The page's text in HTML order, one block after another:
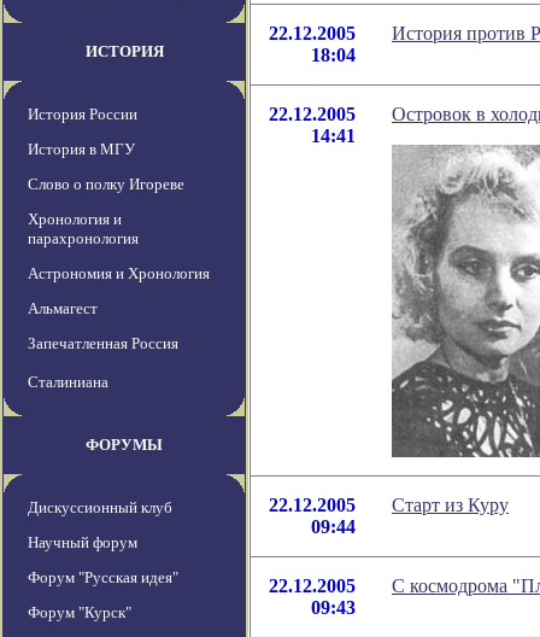
ИСТОРИЯ
История России
История в МГУ
Слово о полку Игореве
Хронология и
парахронология
Астрономия и Хронология
Альмагест
Запечатленная Россия
Сталиниана
ФОРУМЫ
Дискуссионный клуб
Научный форум
Форум "Русская идея"
Форум "Курск"
22.12.2005
18:04
История против
22.12.2005
14:41
Островок в
22.12.2005
09:44
Старт из Куру
22.12.2005
09:43
С космодрома